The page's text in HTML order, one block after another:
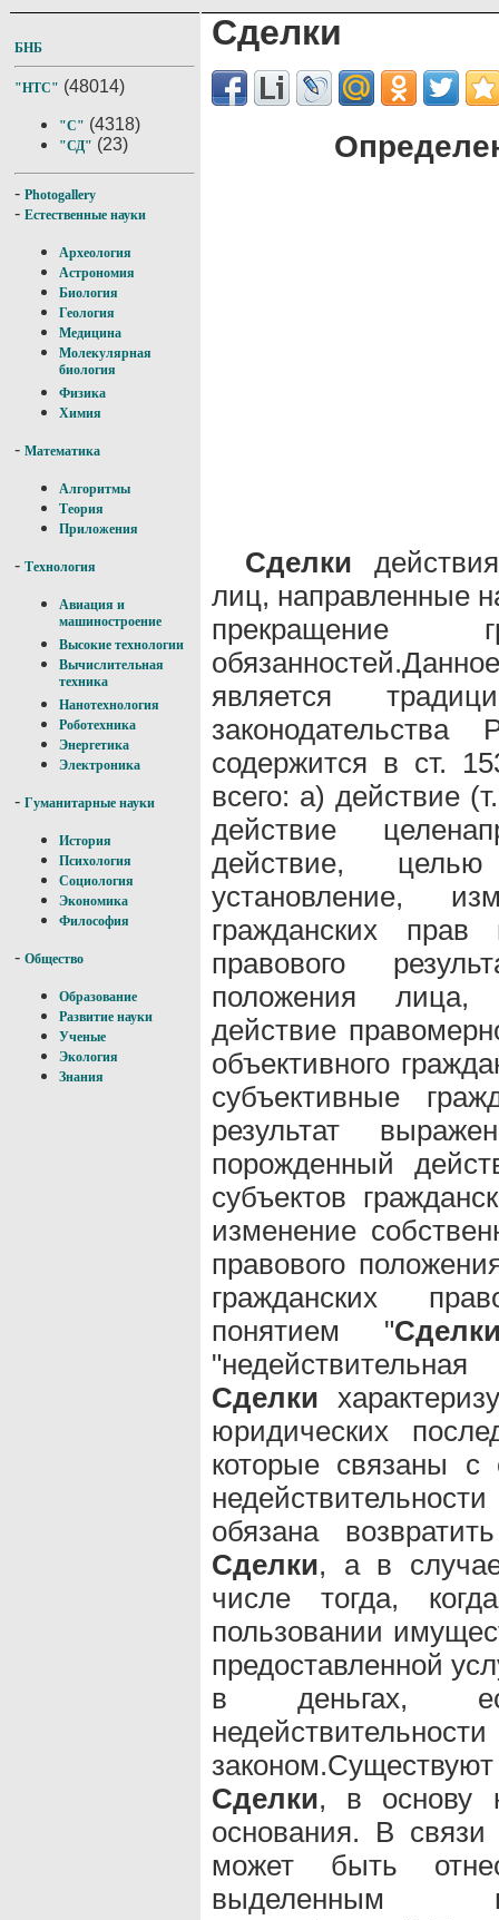
БНБ
"НТС" (48014)
"С" (4318)
"СД" (23)
- Photogallery
- Естественные науки
Археология
Астрономия
Биология
Геология
Медицина
Молекулярная
биология
Физика
Химия
- Математика
Алгоритмы
Теория
Приложения
- Технология
Авиация и
машиностроение
Высокие технологии
Вычислительная
техника
Нанотехнология
Роботехника
Энергетика
Электроника
- Гуманитарные науки
История
Психология
Социология
Экономика
Философия
- Общество
Образование
Развитие науки
Ученые
Экология
Знания
Сделки
Сделки
лиц, направленные
прекращение
является
содержится в ст.
всего: а) действие
действие
действие,
установление,
гражданских прав
правового
положения
действие
объективного
субъективные
результат
порожденный
субъектов
изменение
правового
гражданских
понятием "
Сделки
юридических
которые связаны с
обязана
Сделки, а в
числе тогда,
пользовании
предоставленной
в деньгах,
Сделки, в основу
основания. В
может быть